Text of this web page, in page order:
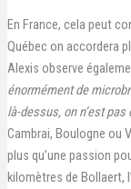
En France, cela peut
Québec on accordera
Alexis observe
énormément de
là-dessus, on n’est pas
Cambrai, Boulogne ou
plus qu’une passion
kilomètres de Bollaert,